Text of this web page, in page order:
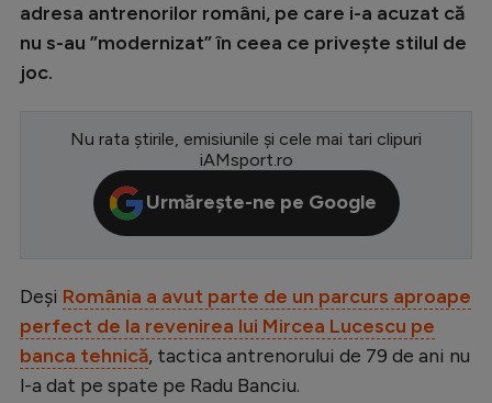
Europa League
Premier League
Serie A
Ligue 1
Campionate
Starurile fotbalului
adresa antrenorilor români, pe care i-a acuzat că
nu s-au ”modernizat” în ceea ce privește stilul de
joc.
Nu rata știrile, emisiunile și cele mai tari clipuri
iAMsport.ro
Urmărește-ne pe Google
Deși România a avut parte de un parcurs aproape
perfect de la revenirea lui Mircea Lucescu pe
banca tehnică, tactica antrenorului de 79 de ani nu
l-a dat pe spate pe Radu Banciu.